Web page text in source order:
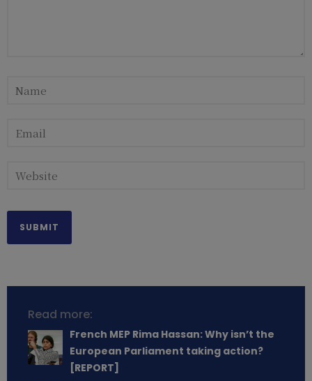
Read more:
French MEP Rima Hassan: Why isn’t the
European Parliament taking action?
[REPORT]